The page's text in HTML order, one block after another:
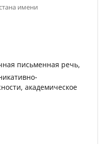
имени
письменная речь,
академическое